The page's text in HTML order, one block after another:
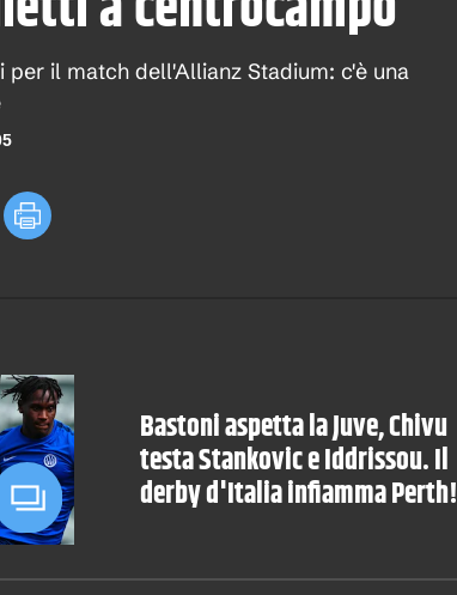
il match dell'Allianz Stadium: c'è una
Bastoni aspetta la Juve, Chivu
testa Stankovic e Iddrissou. Il
derby d'Italia infiamma Perth!